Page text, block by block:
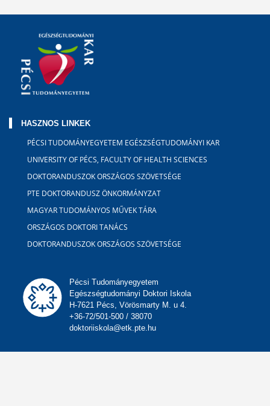
HASZNOS LINKEK
PÉCSI TUDOMÁNYEGYETEM EGÉSZSÉGTUDOMÁNYI KAR
UNIVERSITY OF PÉCS, FACULTY OF HEALTH SCIENCES
DOKTORANDUSZOK ORSZÁGOS SZÖVETSÉGE
PTE DOKTORANDUSZ ÖNKORMÁNYZAT
MAGYAR TUDOMÁNYOS MŰVEK TÁRA
ORSZÁGOS DOKTORI TANÁCS
DOKTORANDUSZOK ORSZÁGOS SZÖVETSÉGE
Pécsi Tudományegyetem
Egészségtudományi Doktori Iskola
H-7621 Pécs, Vörösmarty M. u 4.
+36-72/501-500 / 38070
doktoriiskola@etk.pte.hu